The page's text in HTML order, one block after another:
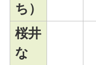
ち）
桜井
な